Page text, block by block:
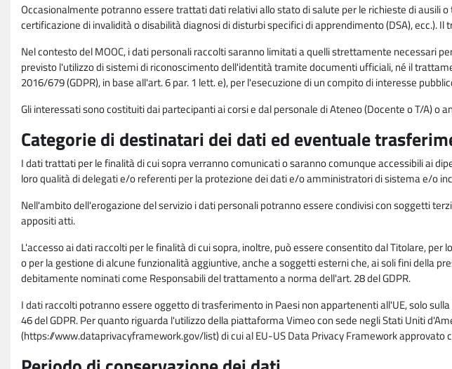
Occasionalmente potranno essere trattati dati relativi allo stato di salute per le richieste di
certificazione di invalidità o disabilità diagnosi di disturbi specifici di apprendimento (DSA), ecc.).
Nel contesto del MOOC, i dati personali raccolti saranno limitati a quelli strettamente necessari
previsto l'utilizzo di sistemi di riconoscimento dell'identità tramite documenti ufficiali, né il
2016/679 (GDPR), in base all'art. 6 par. 1 lett. e), per l'esecuzione di un compito di interesse
Gli interessati sono costituiti dai partecipanti ai corsi e dal personale di Ateneo (Docente o T/A)
Categorie di destinatari dei dati ed eventuale
I dati trattati per le finalità di cui sopra verranno comunicati o saranno comunque accessibili ai
loro qualità di delegati e/o referenti per la protezione dei dati e/o amministratori di sistema e/o
Nell'ambito dell'erogazione del servizio i dati personali potranno essere condivisi con soggetti
appositi atti.
L'accesso ai dati raccolti per le finalità di cui sopra, inoltre, può essere consentito dal Titolare,
o per la gestione di alcune funzionalità aggiuntive, anche a soggetti esterni che, ai soli fini della
debitamente nominati come Responsabili del trattamento a norma dell'art. 28 del GDPR.
I dati raccolti potranno essere oggetto di trasferimento in Paesi non appartenenti all'UE, solo
46 del GDPR. Per quanto riguarda l'utilizzo della piattaforma Vimeo con sede negli Stati Uniti
(https://www.dataprivacyframework.gov/list) di cui al EU-US Data Privacy Framework approvato